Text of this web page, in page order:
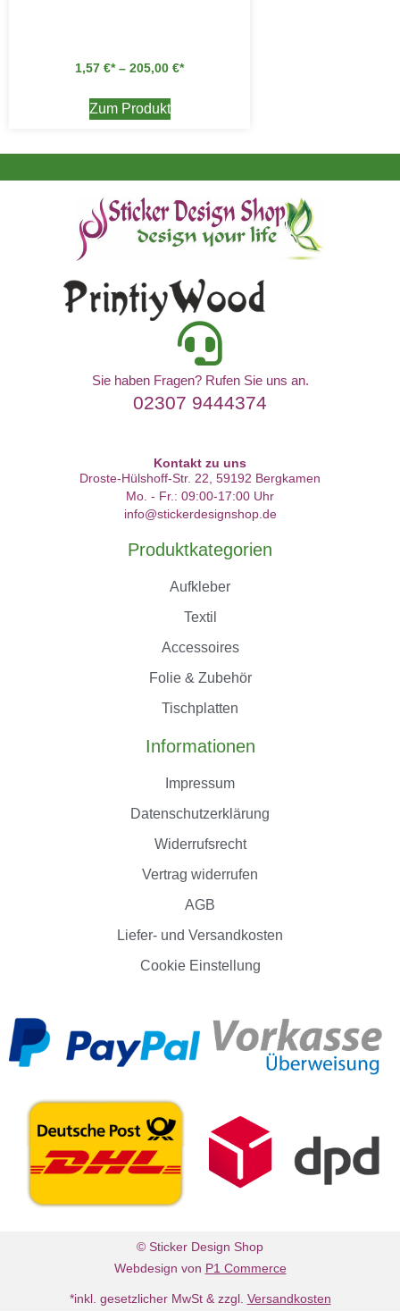
1,57 € – 205,00 €
Zum Produkt
Sie haben Fragen? Rufen Sie uns an.
02307 9444374
Kontakt zu uns
Droste-Hülshoff-Str. 22, 59192 Bergkamen
Mo. - Fr.: 09:00-17:00 Uhr
info@stickerdesignshop.de
Produktkategorien
Aufkleber
Textil
Accessoires
Folie & Zubehör
Tischplatten
Informationen
Impressum
Datenschutzerklärung
Widerrufsrecht
Vertrag widerrufen
AGB
Liefer- und Versandkosten
Cookie Einstellung
© Sticker Design Shop
Webdesign von P1 Commerce
*inkl. gesetzlicher MwSt & zzgl. Versandkosten